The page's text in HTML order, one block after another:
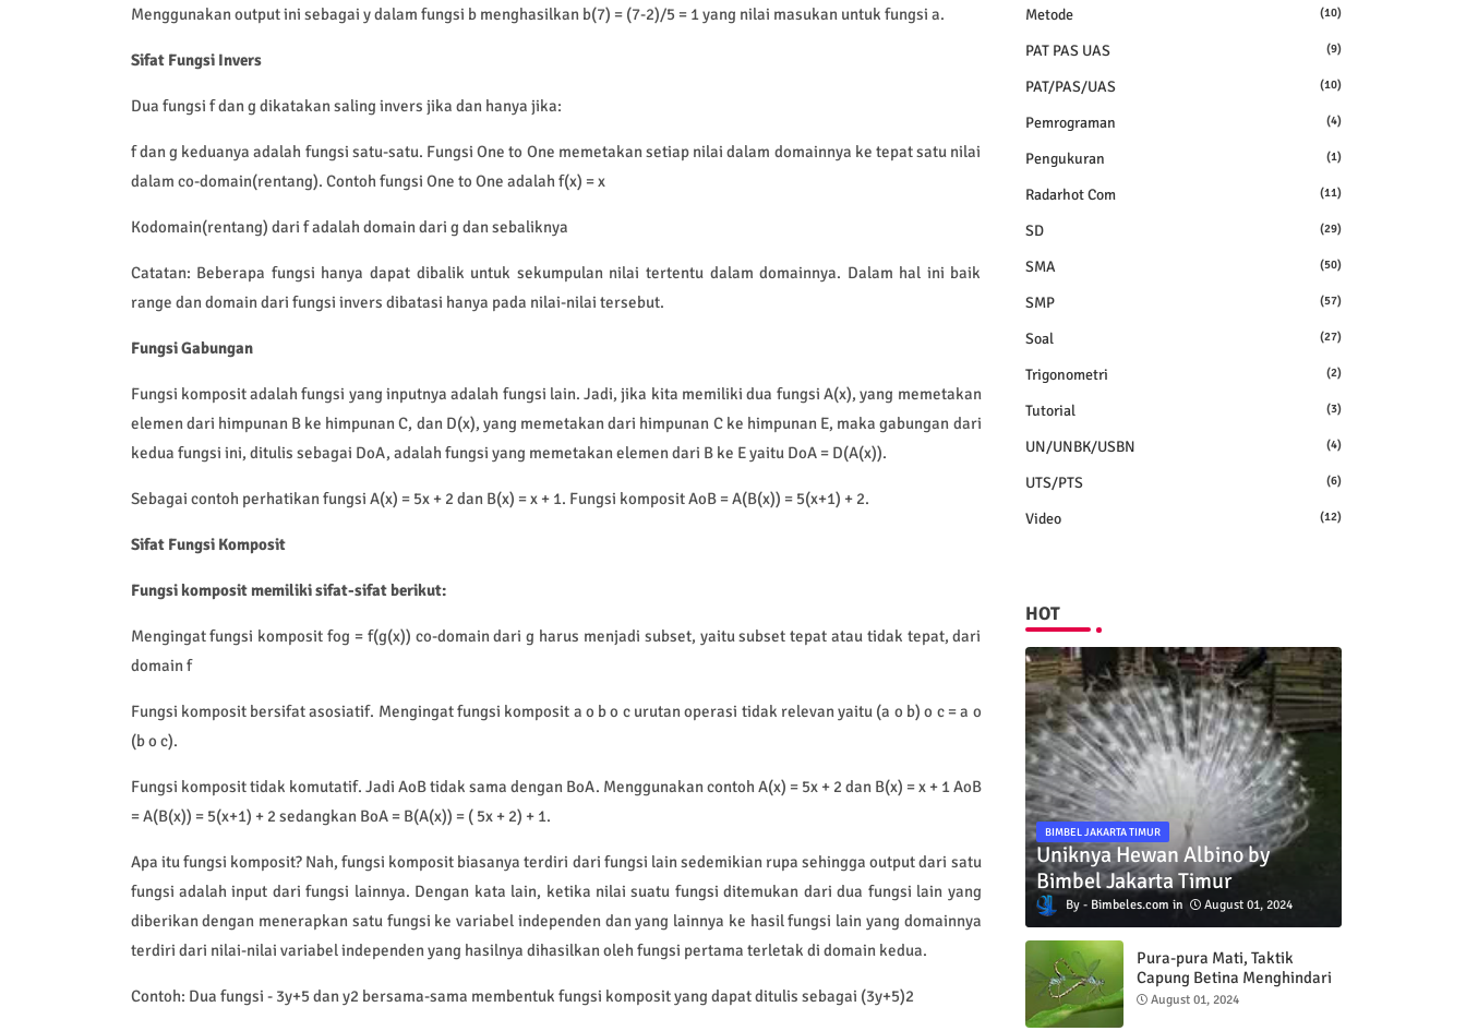
Menggunakan output ini sebagai y dalam fungsi b menghasilkan b(7) = (7-2)/5 = 1 yang nilai masukan untuk fungsi a.
Sifat Fungsi Invers
Dua fungsi f dan g dikatakan saling invers jika dan hanya jika:
f dan g keduanya adalah fungsi satu-satu. Fungsi One to One memetakan setiap nilai dalam domainnya ke tepat satu nilai
dalam co-domain(rentang). Contoh fungsi One to One adalah f(x) = x
Kodomain(rentang) dari f adalah domain dari g dan sebaliknya
Catatan: Beberapa fungsi hanya dapat dibalik untuk sekumpulan nilai tertentu dalam domainnya. Dalam hal ini baik
range dan domain dari fungsi invers dibatasi hanya pada nilai-nilai tersebut.
Fungsi Gabungan
Fungsi komposit adalah fungsi yang inputnya adalah fungsi lain. Jadi, jika kita memiliki dua fungsi A(x), yang memetakan
elemen dari himpunan B ke himpunan C, dan D(x), yang memetakan dari himpunan C ke himpunan E, maka gabungan dari
kedua fungsi ini, ditulis sebagai DoA, adalah fungsi yang memetakan elemen dari B ke E yaitu DoA = D(A(x)).
Sebagai contoh perhatikan fungsi A(x) = 5x + 2 dan B(x) = x + 1. Fungsi komposit AoB = A(B(x)) = 5(x+1) + 2.
Sifat Fungsi Komposit
Fungsi komposit memiliki sifat-sifat berikut:
Mengingat fungsi komposit fog = f(g(x)) co-domain dari g harus menjadi subset, yaitu subset tepat atau tidak tepat, dari
domain f
Fungsi komposit bersifat asosiatif. Mengingat fungsi komposit a o b o c urutan operasi tidak relevan yaitu (a o b) o c = a o
(b o c).
Fungsi komposit tidak komutatif. Jadi AoB tidak sama dengan BoA. Menggunakan contoh A(x) = 5x + 2 dan B(x) = x + 1 AoB
= A(B(x)) = 5(x+1) + 2 sedangkan BoA = B(A(x)) = ( 5x + 2) + 1.
Apa itu fungsi komposit? Nah, fungsi komposit biasanya terdiri dari fungsi lain sedemikian rupa sehingga output dari satu
fungsi adalah input dari fungsi lainnya. Dengan kata lain, ketika nilai suatu fungsi ditemukan dari dua fungsi lain yang
diberikan dengan menerapkan satu fungsi ke variabel independen dan yang lainnya ke hasil fungsi lain yang domainnya
terdiri dari nilai-nilai variabel independen yang hasilnya dihasilkan oleh fungsi pertama terletak di domain kedua.
Contoh: Dua fungsi - 3y+5 dan y2 bersama-sama membentuk fungsi komposit yang dapat ditulis sebagai (3y+5)2
Metode (10)
PAT PAS UAS (9)
PAT/PAS/UAS (10)
Pemrograman (4)
Pengukuran (1)
Radarhot Com (11)
SD (29)
SMA (50)
SMP (57)
Soal (27)
Trigonometri (2)
Tutorial (3)
UN/UNBK/USBN (4)
UTS/PTS (6)
Video (12)
HOT
BIMBEL JAKARTA TIMUR
Uniknya Hewan Albino by
Bimbel Jakarta Timur
Bimbeles.com August 01, 2024
Pura-pura Mati, Taktik
Capung Betina Menghindari
Pejantan
August 01, 2024